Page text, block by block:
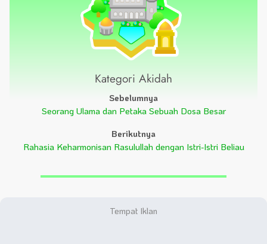
Kategori Akidah
Sebelumnya
Seorang Ulama dan Petaka Sebuah Dosa Besar
Berikutnya
Rahasia Keharmonisan Rasulullah dengan Istri-Istri Beliau